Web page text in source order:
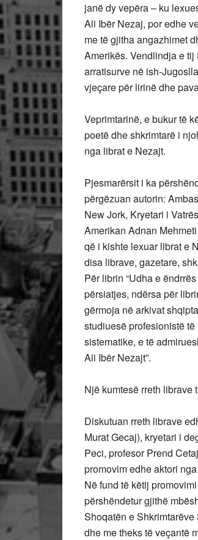
janë dy vepëra – ku
Ali Ibër Nezaj, por edhe
me të gjitha angazhimet
Amerikës. Vendlindja e
arratisurve në ish-
vjeçare për lirinë dhe
Veprimtarinë, e bukur të
poetë dhe shkrimtarë i
nga librat e Nezajt.
Pjesmarërsit i ka
përgëzuan autorin:
New Jork, Kryetari i
Amerikan Adnan
që i kishte lexuar librat e
disa librave, gazetare,
Për librin “Udha e
përsiatjes, ndërsa për
gërmoja në arkivat
studiuesë profesionistë
sistematike, e të
Ali Ibër Nezajt”.
Një kumtesë rreth librave
Diskutuan rreth librave
Murat Gecaj), kryetari i
Peci, profesor Prend
promovim edhe aktori
Në fund të këtij
përshëndetur gjithë
Shoqatën e
dhe me theks të veçantë